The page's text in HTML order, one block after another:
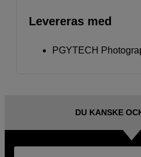
Levereras med
PGYTECH
DU KANSKE